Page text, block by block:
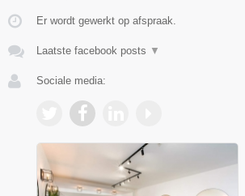
Er wordt gewerkt op afspraak.
Laatste facebook posts ▼
Sociale media: